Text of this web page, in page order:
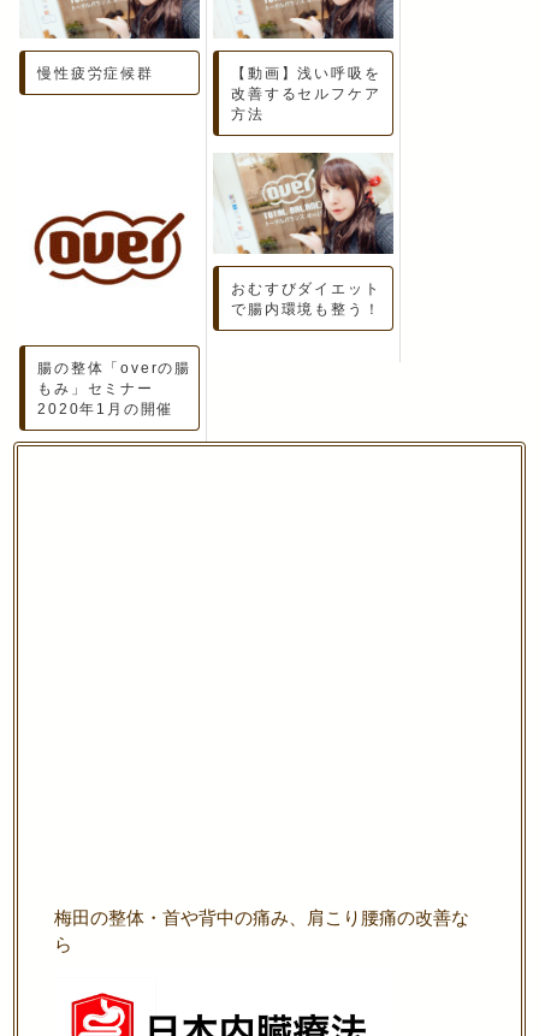
慢性疲労症候群
【動画】浅い呼吸を
改善するセルフケア
方法
腸の整体「overの腸
もみ」セミナー
2020年1月の開催
おむすびダイエット
で腸内環境も整う！
梅田の整体・首や背中の痛み、肩こり腰痛の改善な
ら